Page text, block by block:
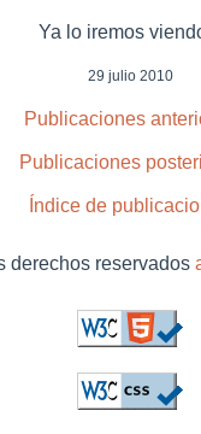
Ya lo iremos
29 julio 2010
Publicaciones
Publicaciones
Índice de
derechos reservados